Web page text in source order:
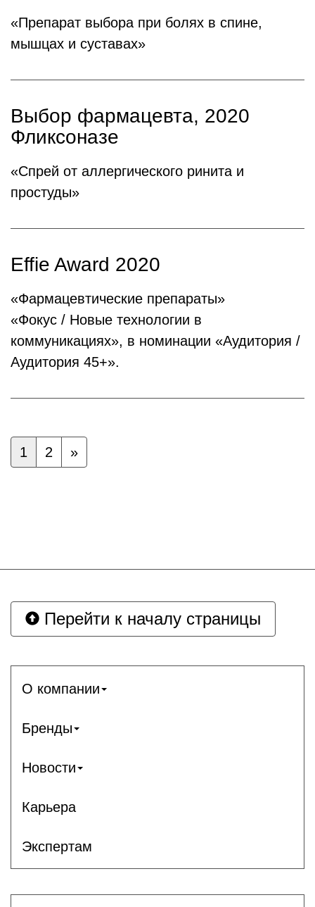
«Препарат выбора при болях в спине,
мышцах и суставах»
Выбор фармацевта, 2020
Фликсоназе
«Спрей от аллергического ринита и
простуды»
Effie Award 2020
«Фармацевтические препараты»
«Фокус / Новые технологии в
коммуникациях», в номинации «Аудитория /
Аудитория 45+».
1 2 »
Перейти к началу страницы
О компании
Бренды
Новости
Карьера
Экспертам